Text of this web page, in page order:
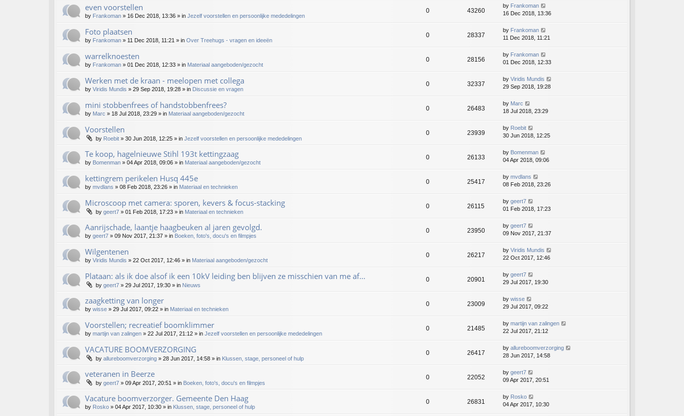
even voorstellen
by Frankoman » 16 Dec 2018, 13:36 » in Jezelf voorstellen en persoonlijke mededelingen
0 43260
by Frankoman
16 Dec 2018, 13:36
Foto plaatsen
by Frankoman » 11 Dec 2018, 11:21 » in Over Treehugs - vragen en ideeën
0 28337
by Frankoman
11 Dec 2018, 11:21
warrelknoesten
by Frankoman » 01 Dec 2018, 12:33 » in Materiaal aangeboden/gezocht
0 28156
by Frankoman
01 Dec 2018, 12:33
Werken met de kraan - meelopen met collega
by Viridis Mundis » 29 Sep 2018, 19:28 » in Discussie en vragen
0 32337
by Viridis Mundis
29 Sep 2018, 19:28
mini stobbenfrees of handstobbenfrees?
by Marc » 18 Jul 2018, 23:29 » in Materiaal aangeboden/gezocht
0 26483
by Marc
18 Jul 2018, 23:29
Voorstellen
by Roebit » 30 Jun 2018, 12:25 » in Jezelf voorstellen en persoonlijke mededelingen
0 23939
by Roebit
30 Jun 2018, 12:25
Te koop, hagelnieuwe Stihl 193t kettingzaag
by Bomenman » 04 Apr 2018, 09:06 » in Materiaal aangeboden/gezocht
0 26133
by Bomenman
04 Apr 2018, 09:06
kettingrem perikelen Husq 445e
by mvdlans » 08 Feb 2018, 23:26 » in Materiaal en technieken
0 25417
by mvdlans
08 Feb 2018, 23:26
Microscoop met camera: sporen, kevers & focus-stacking
by geert7 » 01 Feb 2018, 17:23 » in Materiaal en technieken
0 26115
by geert7
01 Feb 2018, 17:23
Aanrijschade, laantje haagbeuken al jaren gevolgd.
by geert7 » 09 Nov 2017, 21:37 » in Boeken, foto's, docu's en filmpjes
0 23950
by geert7
09 Nov 2017, 21:37
Wilgentenen
by Viridis Mundis » 22 Oct 2017, 12:46 » in Materiaal aangeboden/gezocht
0 26217
by Viridis Mundis
22 Oct 2017, 12:46
Plataan: als ik doe alsof ik een 10kV leiding ben blijven ze misschien van me af...
by geert7 » 29 Jul 2017, 19:30 » in Nieuws
0 20901
by geert7
29 Jul 2017, 19:30
zaagketting van longer
by wisse » 29 Jul 2017, 09:22 » in Materiaal en technieken
0 23009
by wisse
29 Jul 2017, 09:22
Voorstellen; recreatief boomklimmer
by martijn van zalingen » 22 Jul 2017, 21:12 » in Jezelf voorstellen en persoonlijke mededelingen
0 21485
by martijn van zalingen
22 Jul 2017, 21:12
VACATURE BOOMVERZORGING
by allureboomverzorging » 28 Jun 2017, 14:58 » in Klussen, stage, personeel of hulp
0 26417
by allureboomverzorging
28 Jun 2017, 14:58
veteranen in Beerze
by geert7 » 09 Apr 2017, 20:51 » in Boeken, foto's, docu's en filmpjes
0 22052
by geert7
09 Apr 2017, 20:51
Vacature boomverzorger. Gemeente Den Haag
by Rosko » 04 Apr 2017, 10:30 » in Klussen, stage, personeel of hulp
0 26831
by Rosko
04 Apr 2017, 10:30